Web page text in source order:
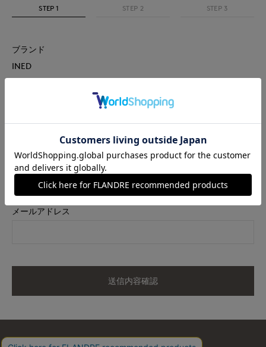
STEP 1 STEP 2 STEP 3
ブランド
INED
サイズ
メールアドレス
送信内容確認